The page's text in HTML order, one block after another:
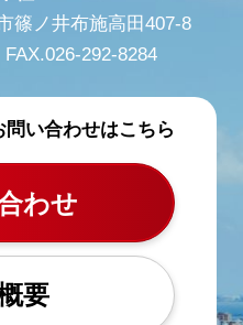
篠ノ井布施高田407-8
292-8284
い合わせはこちら
わせ
要